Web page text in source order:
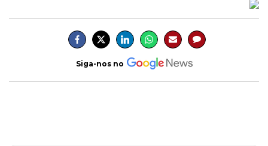
Siga-nos no